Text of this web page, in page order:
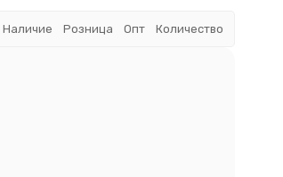
Наличие Розница Опт Количество